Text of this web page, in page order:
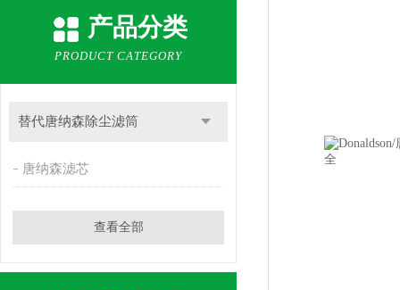
产品分类
PRODUCT CATEGORY
替代唐纳森除尘滤筒
唐纳森滤芯
查看全部